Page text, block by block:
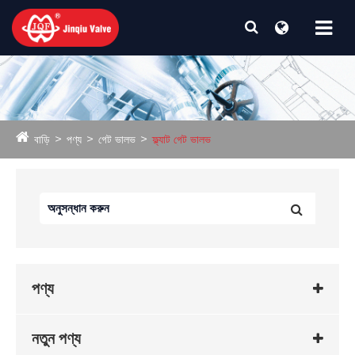
বাড়ি পণ্য গেট ভালভ ফ্ল্যাট গেট ভালভ
পণ্য
নতুন পণ্য